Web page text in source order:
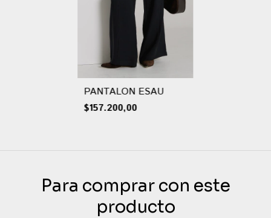
PANTALON ESAU
$157.200,00
Para comprar con este
producto